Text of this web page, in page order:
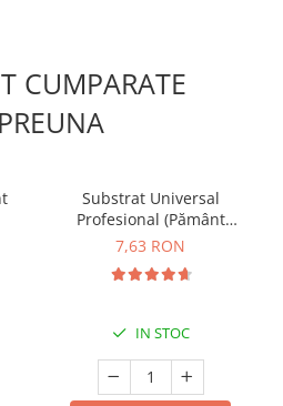
CUMPARATE
Substrat Universal
Profesional (Pământ
Premium) - 5 L
7,63 RON
IN STOC